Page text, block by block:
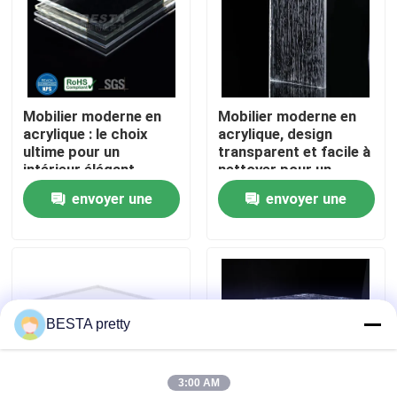
À propos de nous
Visite de l'usine
Contrôle de la qualité
Nous contacter
Les affaires
Mobilier moderne en
acrylique : le choix
ultime pour un
intérieur élégant
envoyer une
Mobilier moderne en
acrylique, design
transparent et facile à
nettoyer pour un
entretien de style
moderneenvoyer une
BESTA pretty
3:00 AM